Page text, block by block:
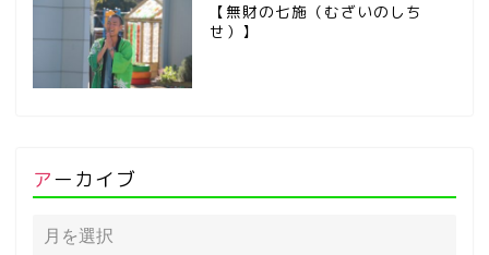
【無財の七施（むざいのしち
せ）】
アーカイブ